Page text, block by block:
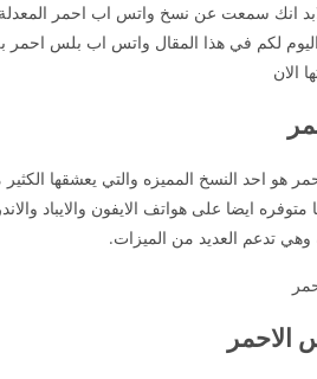
انك سمعت عن نسخ واتس اب احمر
لكم في هذا المقال واتس اب بلس احمر
الان
هو احد النسخ المميزه والتي يعشقها
متوفره ايضا على هواتف الايفون والايباد
تدعم العديد من الميزات.
الاحمر